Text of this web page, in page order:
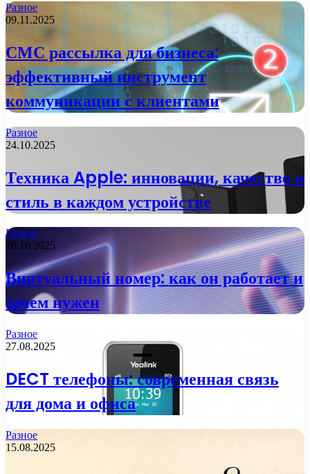
Разное
09.11.2025
СМС рассылка для бизнеса:
эффективный инструмент
коммуникации с клиентами
Разное
24.10.2025
Техника Apple: инновации, качество и
стиль в каждом устройстве
Разное
20.10.2025
Виртуальный номер: как он работает и
зачем нужен
Разное
27.08.2025
DECT телефоны: современная связь
для дома и офиса
Разное
15.08.2025